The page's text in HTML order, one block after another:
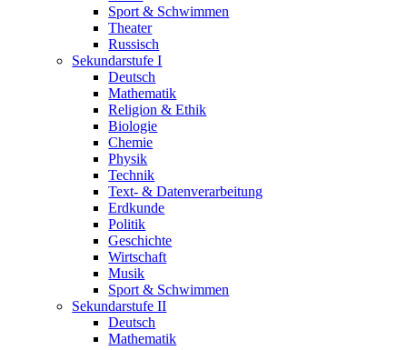
Sport & Schwimmen
Theater
Russisch
Sekundarstufe I
Deutsch
Mathematik
Religion & Ethik
Biologie
Chemie
Physik
Technik
Text- & Datenverarbeitung
Erdkunde
Politik
Geschichte
Wirtschaft
Musik
Sport & Schwimmen
Sekundarstufe II
Deutsch
Mathematik